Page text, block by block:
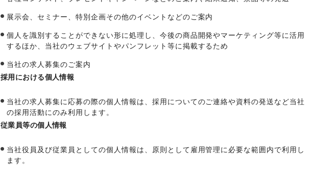
展示会、セミナー、特別企画その他のイベントなどのご案内
個人を識別することができない形に処理し、今後の商品開発やマーケティング等に活用
するほか、当社のウェブサイトやパンフレット等に掲載するため
当社の求人募集のご案内
採用における個人情報
当社の求人募集に応募の際の個人情報は、採用についてのご連絡や資料の発送など当社
の採用活動にのみ利用します。
従業員等の個人情報
当社役員及び従業員としての個人情報は、原則として雇用管理に必要な範囲内で利用し
ます。